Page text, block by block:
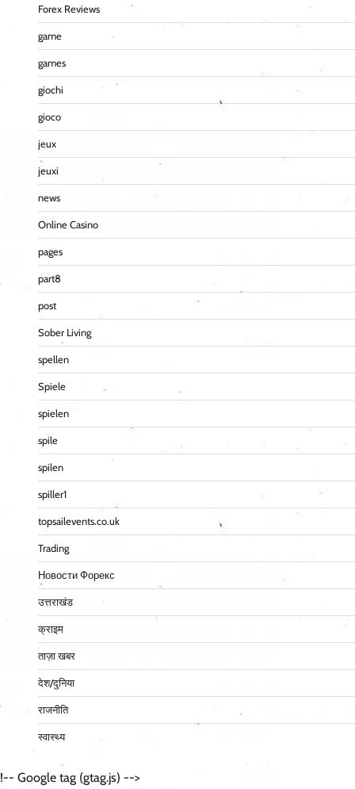
Forex Reviews
game
games
giochi
gioco
jeux
jeuxi
news
Online Casino
pages
part8
post
Sober Living
spellen
Spiele
spielen
spile
spilen
spiller1
topsailevents.co.uk
Trading
Новости Форекс
उत्तराखंड
क्राइम
ताज़ा खबर
देश/दुनिया
राजनीति
स्वास्थ्य
!-- Google tag (gtag.js) -->